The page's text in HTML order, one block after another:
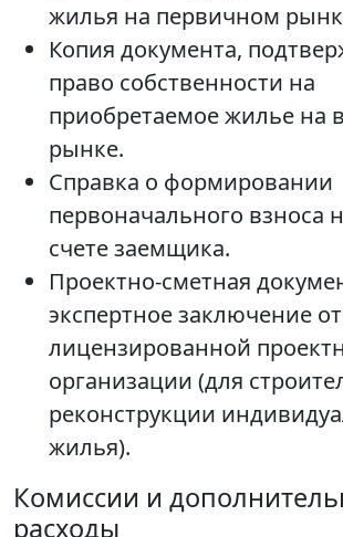
жилья на первичном
Копия документа,
право собственности на
приобретаемое жилье на
рынке.
Справка о формировании
первоначального взноса
счете заемщика.
Проектно-сметная
экспертное заключение от
лицензированной
организации (для
реконструкции
жилья).
Комиссии и
расходы